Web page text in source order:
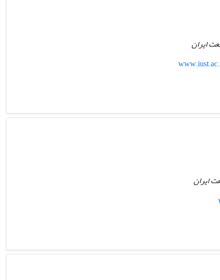
ایران
ایران